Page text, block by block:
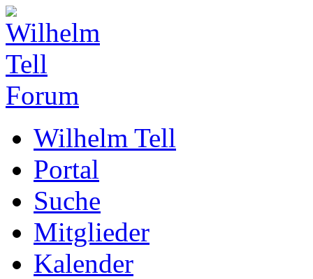
Wilhelm Tell
Portal
Suche
Mitglieder
Kalender